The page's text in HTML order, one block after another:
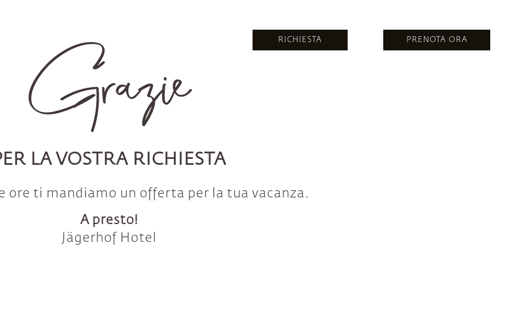
RICHIESTA PRENOTA ORA
BOOK NOW
Grazie
LA VOSTRA RICHIESTA
ore ti mandiamo un offerta per la tua vacanza.
A presto!
Jägerhof Hotel